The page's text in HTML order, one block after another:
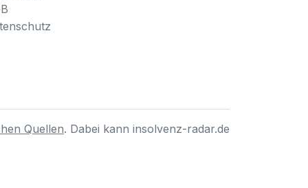
Quellen. Dabei kann insolvenz-radar.de